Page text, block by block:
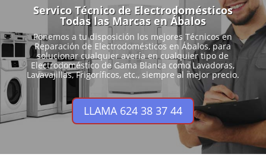
Servico Técnico de Electrodomésticos
Todas las Marcas en Ábalos
Ponemos a tu disposición los mejores Técnicos en
Reparación de Electrodomésticos en Ábalos, para
solucionar cualquier avería en cualquier tipo de
Electrodoméstico de Gama Blanca como Lavadoras,
Lavavajillas, Frigoríficos, etc., siempre al mejor precio.
LLAMA 624 38 37 44